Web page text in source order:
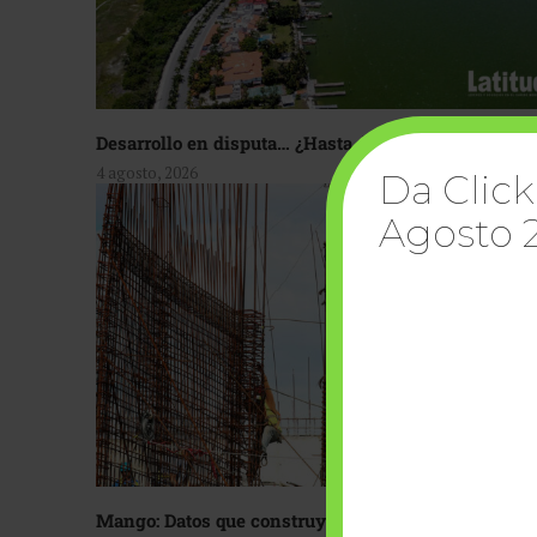
Desarrollo en disputa… ¿Hasta dónde crecer?
4 agosto, 2026
Mango: Datos que construyen confianza
Da
Agosto